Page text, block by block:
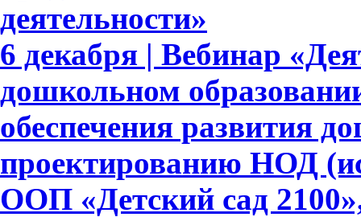
деятельности»
6 декабря | Вебинар
дошкольном
обеспечения развития
проектированию НОД
ООП «Детский сад